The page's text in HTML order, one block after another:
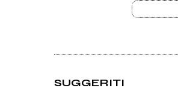
SUGGERITI